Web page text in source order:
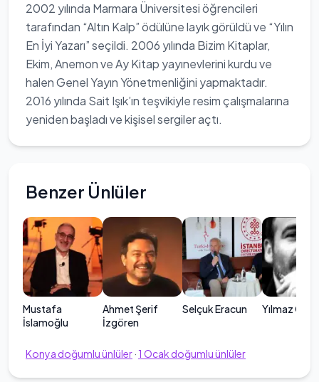
2002 yılında Marmara Üniversitesi öğrencileri
tarafından “Altın Kalp” ödülüne layık görüldü ve “Yılın
En İyi Yazarı” seçildi. 2006 yılında Bizim Kitaplar,
Ekim, Anemon ve Ay Kitap yayınevlerini kurdu ve
halen Genel Yayın Yönetmenliğini yapmaktadır.
2016 yılında Sait Işık’ın teşvikiyle resim çalışmalarına
yeniden başladı ve kişisel sergiler açtı.
Benzer Ünlüler
Mustafa
İslamoğlu
Ahmet Şerif
İzgören
Selçuk Eracun Yılmaz
Konya doğumlu ünlüler· 1 Ocak doğumlu ünlüler